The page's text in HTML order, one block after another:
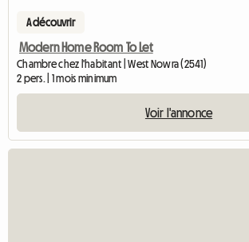
A découvrir
Modern Home Room To Let
Chambre chez l'habitant | West Nowra (2541)
2 pers. | 1 mois minimum
Voir l'annonce